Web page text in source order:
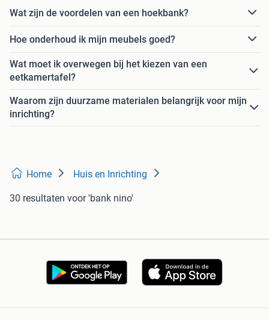
Wat zijn de voordelen van een hoekbank?
Hoe onderhoud ik mijn meubels goed?
Wat moet ik overwegen bij het kiezen van een
eetkamertafel?
Waarom zijn duurzame materialen belangrijk voor mijn
inrichting?
Home Huis en Inrichting
30 resultaten voor 'bank nino'